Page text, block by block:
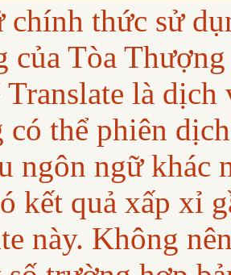
chính thức sử
của Tòa
là dịch
có thể phiên
ngôn ngữ khác
kết quả xấp xỉ
này. Không